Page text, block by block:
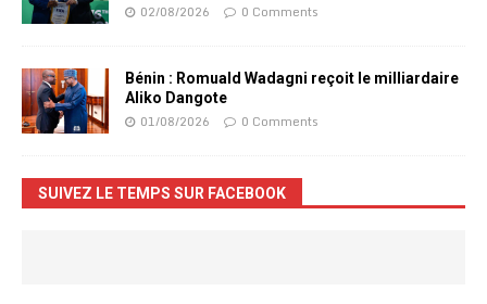
02/08/2026 0 Comments
Bénin : Romuald Wadagni reçoit le milliardaire
Aliko Dangote
01/08/2026 0 Comments
SUIVEZ LE TEMPS SUR FACEBOOK